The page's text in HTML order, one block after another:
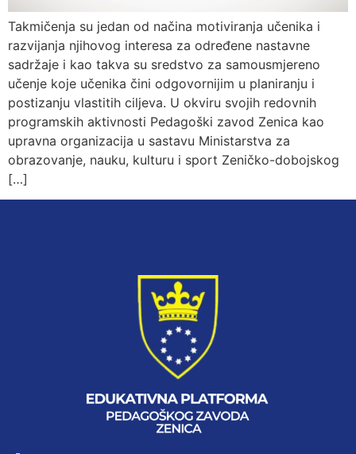
Takmičenja su jedan od načina motiviranja učenika i
razvijanja njihovog interesa za određene nastavne
sadržaje i kao takva su sredstvo za samousmjereno
učenje koje učenika čini odgovornijim u planiranju i
postizanju vlastitih ciljeva. U okviru svojih redovnih
programskih aktivnosti Pedagoški zavod Zenica kao
upravna organizacija u sastavu Ministarstva za
obrazovanje, nauku, kulturu i sport Zeničko-dobojskog
[…]